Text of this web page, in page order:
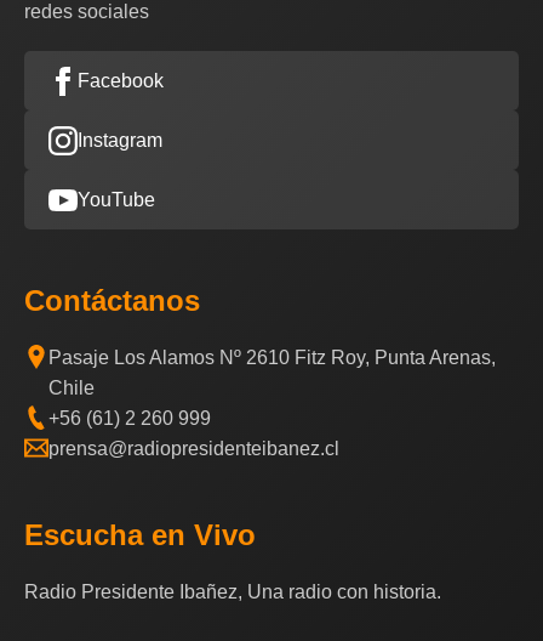
redes sociales
Facebook
Instagram
YouTube
Contáctanos
Pasaje Los Alamos Nº 2610 Fitz Roy, Punta Arenas,
Chile
+56 (61) 2 260 999
prensa@radiopresidenteibanez.cl
Escucha en Vivo
Radio Presidente Ibañez, Una radio con historia.